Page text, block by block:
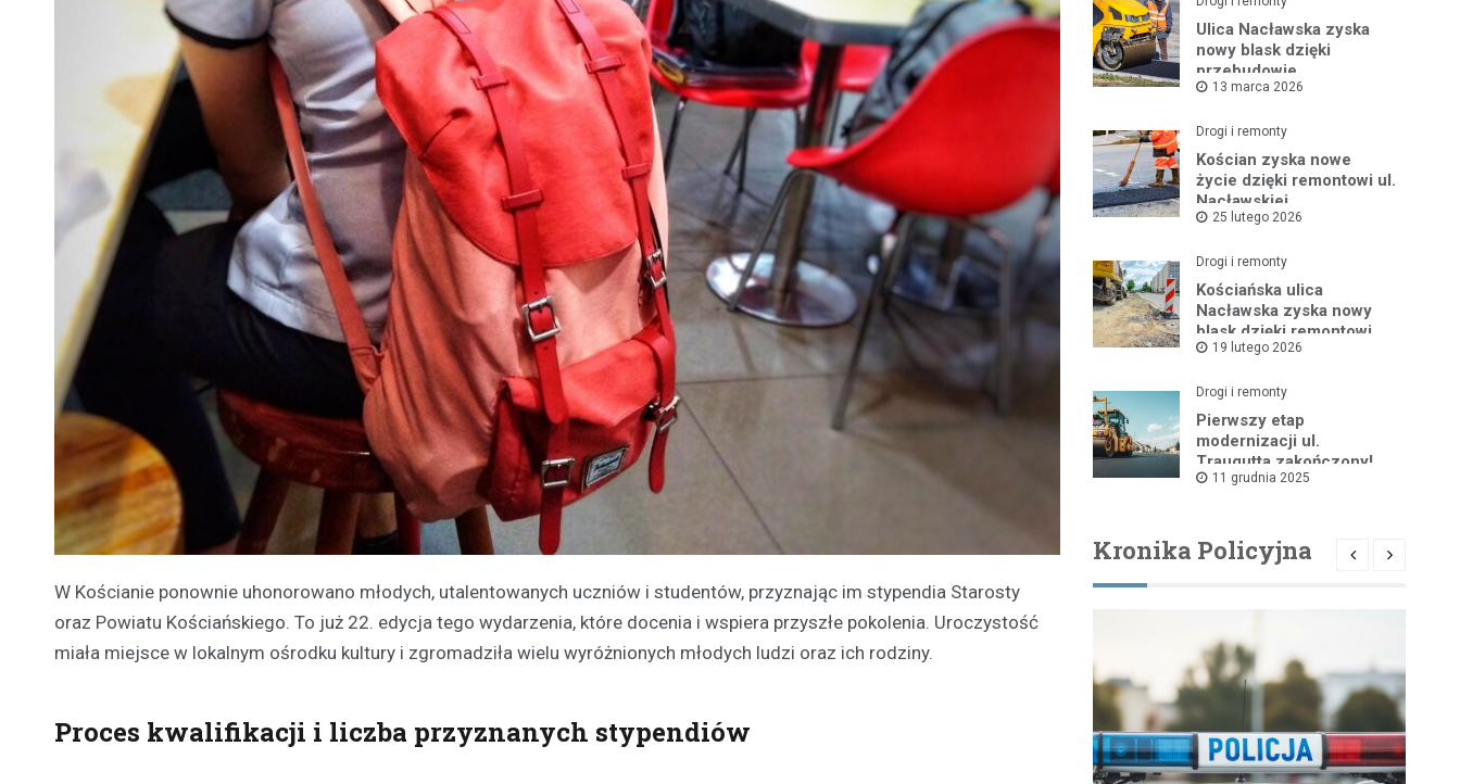
W Kościanie ponownie uhonorowano młodych, utalentowanych uczniów i studentów, przyznając im stypendia Starosty
oraz Powiatu Kościańskiego. To już 22. edycja tego wydarzenia, które docenia i wspiera przyszłe pokolenia. Uroczystość
miała miejsce w lokalnym ośrodku kultury i zgromadziła wielu wyróżnionych młodych ludzi oraz ich rodziny.
Proces kwalifikacji i liczba przyznanych stypendiów
Ulica Nacławska zyska
nowy blask dzięki
przebudowie
13 marca 2026
Drogi i remonty
Kościan zyska nowe
życie dzięki remontowi ul.
Nacławskiej
25 lutego 2026
Drogi i remonty
Kościańska ulica
Nacławska zyska nowy
blask dzięki remontowi
19 lutego 2026
Drogi i remonty
Pierwszy etap
modernizacji ul.
Traugutta zakończony!
11 grudnia 2025
Kronika Policyjna